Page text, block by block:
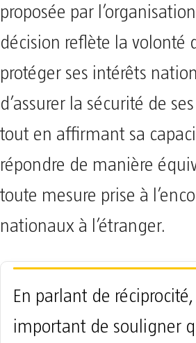
proposée par
décision reflète la volonté
protéger ses intérêts
d’assurer la sécurité de
tout en affirmant sa
répondre de manière
toute mesure prise à
nationaux à l’étranger.
En parlant de
important de souligner